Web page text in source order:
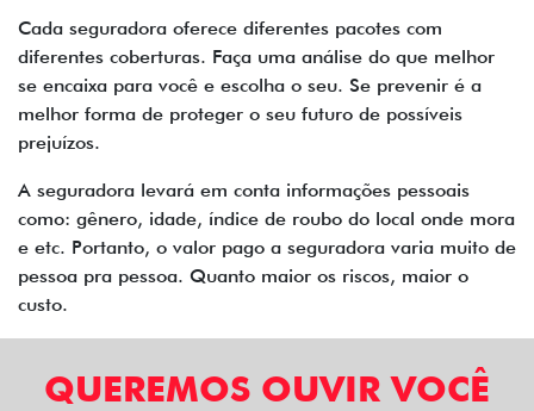
Cada seguradora oferece diferentes pacotes com
diferentes coberturas. Faça uma análise do que melhor
se encaixa para você e escolha o seu. Se prevenir é a
melhor forma de proteger o seu futuro de possíveis
prejuízos.
A seguradora levará em conta informações pessoais
como: gênero, idade, índice de roubo do local onde mora
e etc. Portanto, o valor pago a seguradora varia muito de
pessoa pra pessoa. Quanto maior os riscos, maior o
custo.
QUEREMOS OUVIR VOCÊ